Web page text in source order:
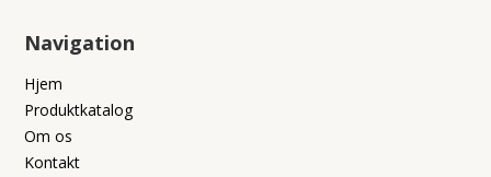
Navigation
Hjem
Produktkatalog
Om os
Kontakt